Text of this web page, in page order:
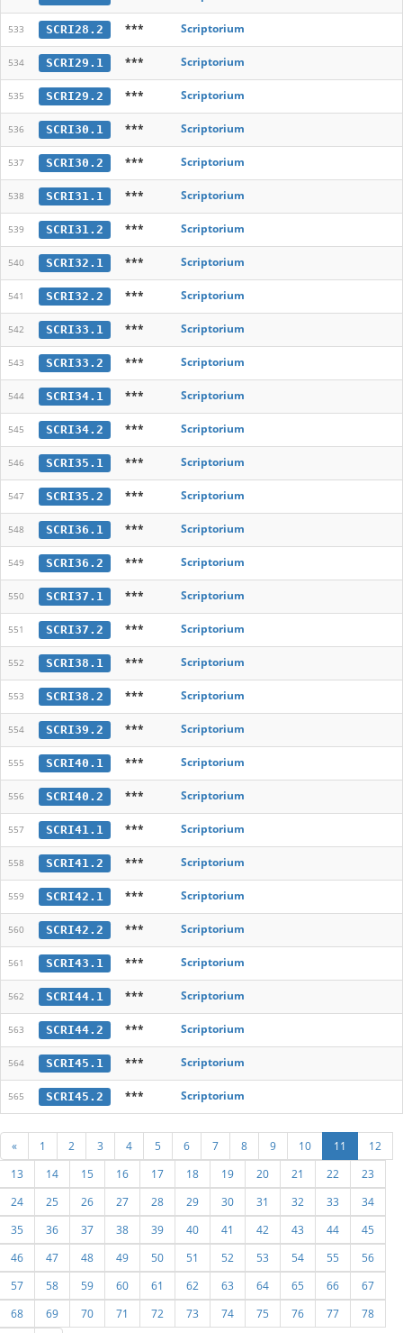
533 SCRI28.2 *** Scriptorium
534 SCRI29.1 *** Scriptorium
535 SCRI29.2 *** Scriptorium
536 SCRI30.1 *** Scriptorium
537 SCRI30.2 *** Scriptorium
538 SCRI31.1 *** Scriptorium
539 SCRI31.2 *** Scriptorium
540 SCRI32.1 *** Scriptorium
541 SCRI32.2 *** Scriptorium
542 SCRI33.1 *** Scriptorium
543 SCRI33.2 *** Scriptorium
544 SCRI34.1 *** Scriptorium
545 SCRI34.2 *** Scriptorium
546 SCRI35.1 *** Scriptorium
547 SCRI35.2 *** Scriptorium
548 SCRI36.1 *** Scriptorium
549 SCRI36.2 *** Scriptorium
550 SCRI37.1 *** Scriptorium
551 SCRI37.2 *** Scriptorium
552 SCRI38.1 *** Scriptorium
553 SCRI38.2 *** Scriptorium
554 SCRI39.2 *** Scriptorium
555 SCRI40.1 *** Scriptorium
556 SCRI40.2 *** Scriptorium
557 SCRI41.1 *** Scriptorium
558 SCRI41.2 *** Scriptorium
559 SCRI42.1 *** Scriptorium
560 SCRI42.2 *** Scriptorium
561 SCRI43.1 *** Scriptorium
562 SCRI44.1 *** Scriptorium
563 SCRI44.2 *** Scriptorium
564 SCRI45.1 *** Scriptorium
565 SCRI45.2 *** Scriptorium
« 1 2 3 4 5 6 7 8 9 10 11
12
13
14 15 16 17 18 19 20 21 22
23
24
25 26 27 28 29 30 31 32 33
34
35
36 37 38 39 40 41 42 43 44
45
46
47 48 49 50 51 52 53 54 55
56
57
58 59 60 61 62 63 64 65 66
67
68
69 70 71 72 73 74 75 76 77 78